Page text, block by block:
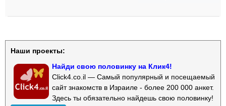
Наши проекты:
Найди свою половинку на Клик4!
Click4.co.il — Самый популярный и посещаемый
сайт знакомств в Израиле - более 200 000 анкет.
Здесь ты обязательно найдешь свою половинку!